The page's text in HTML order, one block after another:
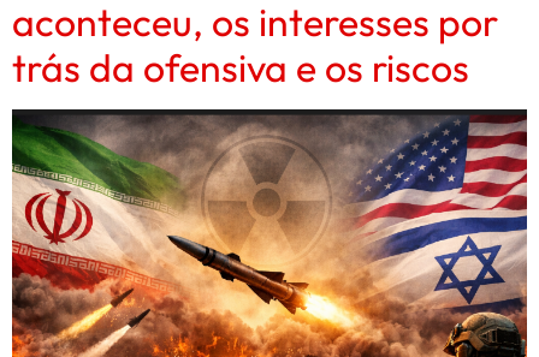
aconteceu, os interesses por
trás da ofensiva e os riscos